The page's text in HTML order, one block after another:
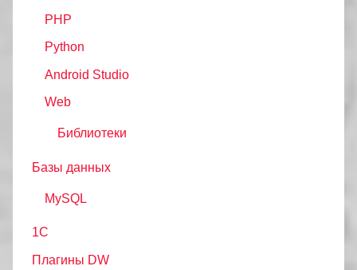
PHP
Python
Android Studio
Web
Библиотеки
Базы данных
MySQL
1С
Плагины DW